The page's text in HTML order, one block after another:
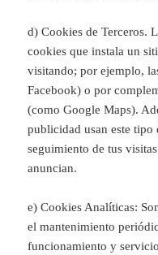
d) Cookies de Terceros.
cookies que instala un
visitando; por ejemplo,
Facebook) o por
(como Google Maps).
publicidad usan este tipo
seguimiento de tus
anuncian.
e) Cookies Analíticas:
el mantenimiento
funcionamiento y